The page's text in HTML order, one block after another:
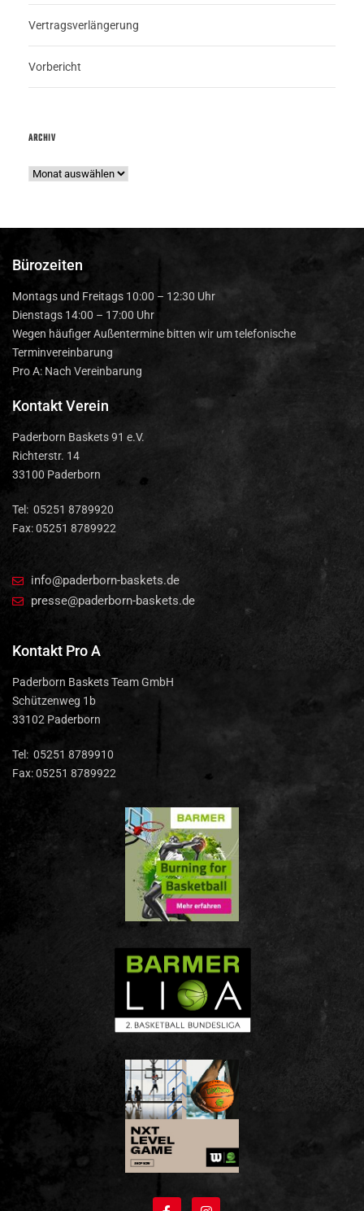
Vertragsverlängerung
Vorbericht
ARCHIV
Bürozeiten
Montags und Freitags 10:00 – 12:30 Uhr
Dienstags 14:00 – 17:00 Uhr
Wegen häufiger Außentermine bitten wir um telefonische
Terminvereinbarung
Pro A: Nach Vereinbarung
Kontakt Verein
Paderborn Baskets 91 e.V.
Richterstr. 14
33100 Paderborn
Tel: 05251 8789920
Fax: 05251 8789922
info@paderborn-baskets.de
presse@paderborn-baskets.de
Kontakt Pro A
Paderborn Baskets Team GmbH
Schützenweg 1b
33102 Paderborn
Tel: 05251 8789910
Fax: 05251 8789922